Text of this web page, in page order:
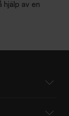
hjälp av en